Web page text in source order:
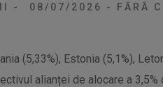
- 08/07/2026 - FĂRĂ
(5,33%), Estonia (5,1%),
alianței de alocare a